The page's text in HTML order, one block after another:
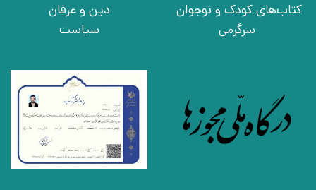
کتاب‌های کودک و نوجوان
سرگرمی
دین و عرفان
سیاست